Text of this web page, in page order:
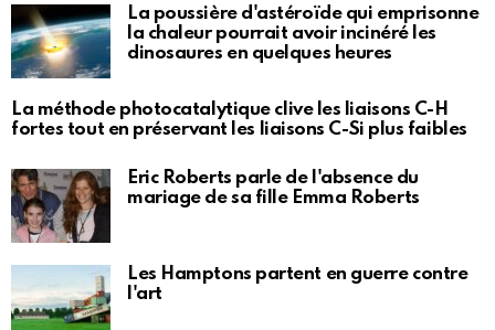
La poussière d'astéroïde qui emprisonne
la chaleur pourrait avoir incinéré les
dinosaures en quelques heures
La méthode photocatalytique clive les liaisons C-H
fortes tout en préservant les liaisons C-Si plus faibles
Eric Roberts parle de l'absence du
mariage de sa fille Emma Roberts
Les Hamptons partent en guerre contre
l'art